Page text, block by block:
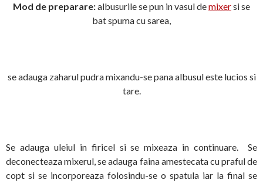
Mod de preparare:albusurile se pun in vasul demixersi se
bat spuma cu sarea,
se adauga zaharul pudra mixandu-se pana albusul este lucios si
tare.
Se adauga uleiul in firicel si se mixeaza in continuare. Se
deconecteaza mixerul, se adauga faina amestecata cu praful de
copt si se incorporeaza folosindu-se o spatula iar la final se